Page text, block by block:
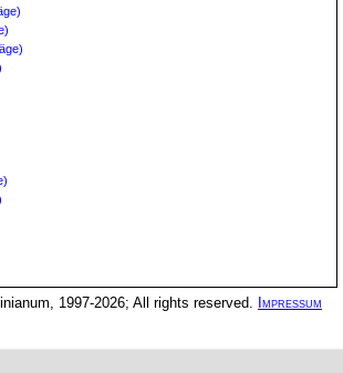
1997-2026; All rights reserved. Impressum